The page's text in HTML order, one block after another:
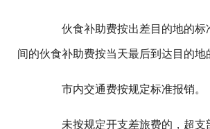
伙食补助费按出差目的地的标
间的伙食补助费按当天最后到达目的地
市内交通费按规定标准报销。
未按规定开支差旅费的，超支